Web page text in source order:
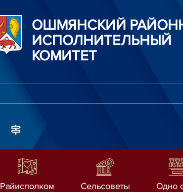
ОШМЯНСКИЙ
ИСПОЛНИТЕЛЬНЫЙ
КОМИТЕТ
Райисполком Сельсоветы Одно